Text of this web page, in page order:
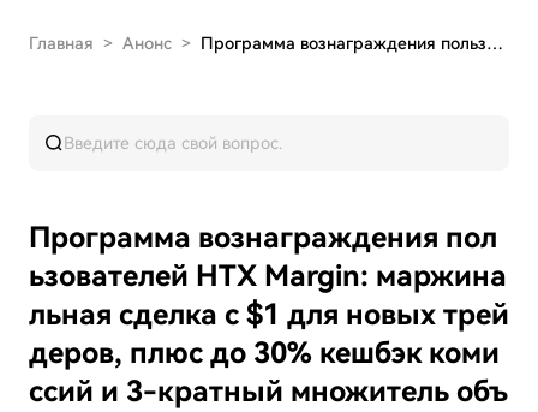
Главная > Анонс > Программа вознаграждения пользователей HTX Marg…
Программа вознаграждения пол
ьзователей HTX Margin: маржина
льная сделка с $1 для новых трей
деров, плюс до 30% кешбэк коми
ссий и 3-кратный множитель объ